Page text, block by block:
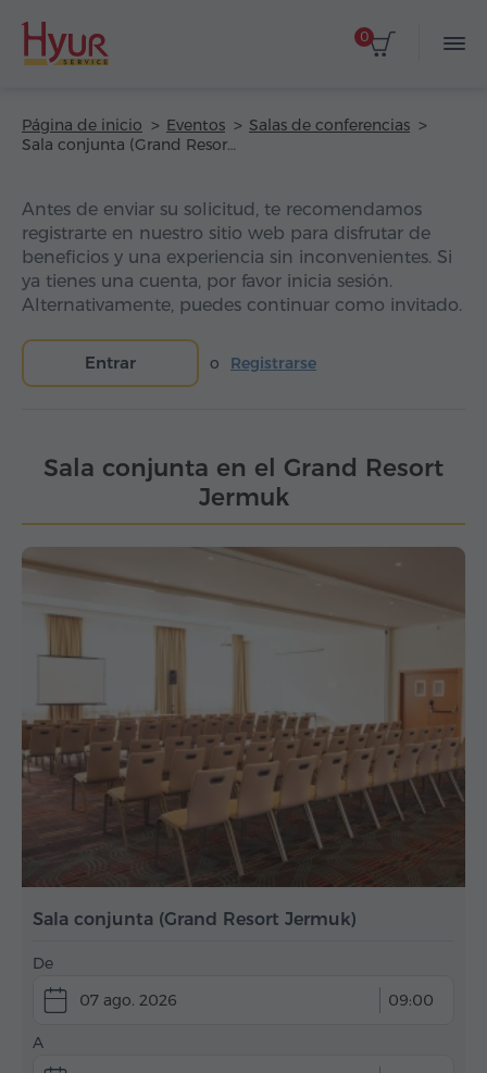
0
Página de inicio Eventos
Salas de conferencias
Sala conjunta (Grand Resort Jermuk)
Antes de enviar su solicitud, te recomendamos
registrarte en nuestro sitio web para disfrutar de
beneficios y una experiencia sin inconvenientes. Si
ya tienes una cuenta, por favor inicia sesión.
Alternativamente, puedes continuar como invitado.
Entrar o Registrarse
Sala conjunta en el Grand Resort
Jermuk
Sala conjunta (Grand Resort Jermuk)
De
07 ago. 2026
09:00
A